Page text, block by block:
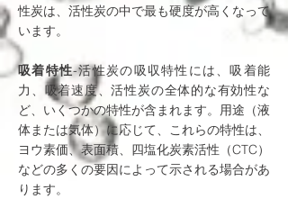
性炭は、活性炭の中で最も硬度が高くなって
います。
吸着特性-活性炭の吸収特性には、吸着能
力、吸着速度、活性炭の全体的な有効性な
ど、いくつかの特性が含まれます。用途（液
体または気体）に応じて、これらの特性は、
ヨウ素価、表面積、四塩化炭素活性（CTC）
などの多くの要因によって示される場合があ
ります。